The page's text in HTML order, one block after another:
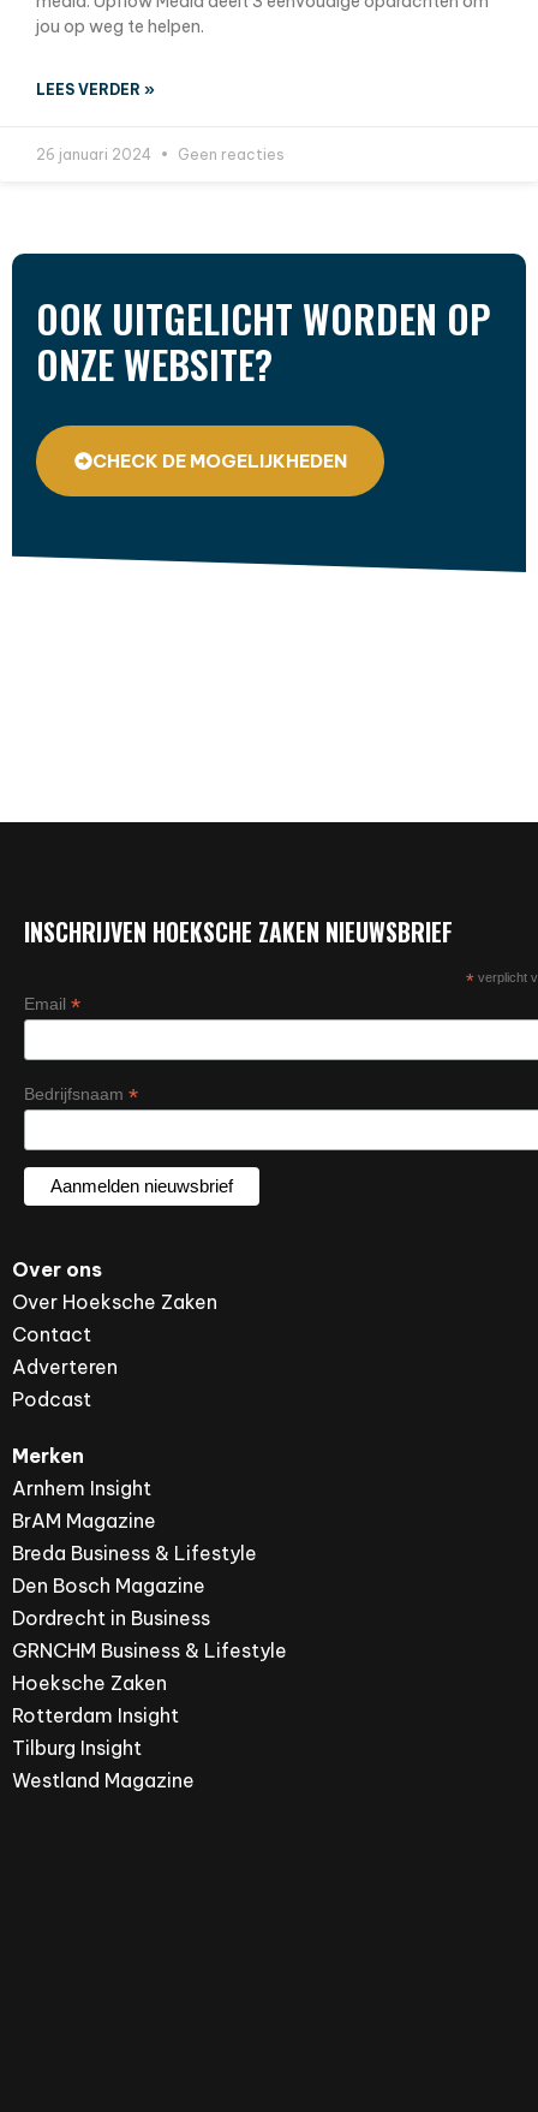
jou op weg te helpen.
LEES VERDER »
26 januari 2024 Geen reacties
OOK UITGELICHT WORDEN OP
ONZE WEBSITE?
CHECK DE MOGELIJKHEDEN
INSCHRIJVEN HOEKSCHE ZAKEN NIEUWSBRIEF
*verplicht
Email *
Bedrijfsnaam *
Over ons
Over Hoeksche Zaken
Contact
Adverteren
Podcast
Merken
Arnhem Insight
BrAM Magazine
Breda Business & Lifestyle
Den Bosch Magazine
Dordrecht in Business
GRNCHM Business & Lifestyle
Hoeksche Zaken
Rotterdam Insight
Tilburg Insight
Westland Magazine